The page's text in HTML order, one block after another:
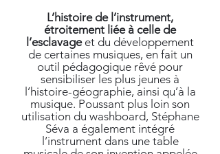
L’histoire de l’instrument,
étroitement liée à celle de
l’esclavageet du développement
de certaines musiques, en fait un
outil pédagogique rêvé pour
sensibiliser les plus jeunes à
l’histoire-géographie, ainsi qu’à la
musique. Poussant plus loin son
utilisation du washboard, Stéphane
Séva a également intégré
l’instrument dans une table